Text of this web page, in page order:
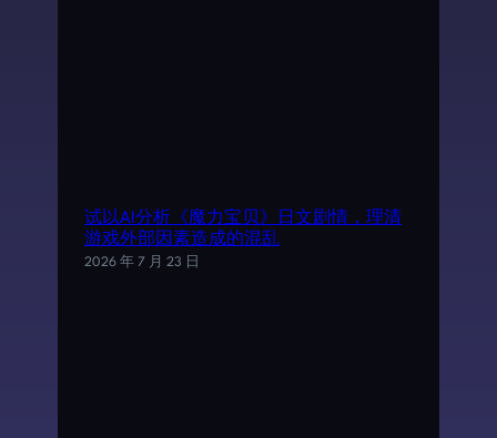
试以AI分析《魔力宝贝》日文剧情，理清
游戏外部因素造成的混乱
2026 年 7 月 23 日